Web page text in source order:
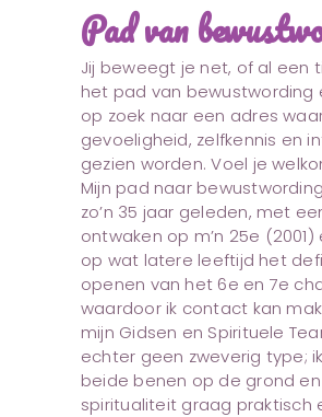
Pad van
Jij beweegt je net, of al een
het pad van bewustwording
op zoek naar een adres
gevoeligheid, zelfkennis en
gezien worden. Voel je
Mijn pad naar
zo’n 35 jaar geleden, met
ontwaken op m’n 25e
op wat latere leeftijd het
openen van het 6e en 7e
waardoor ik contact kan
mijn Gidsen en Spirituele
echter geen zweverig type;
beide benen op de grond
spiritualiteit graag praktisch